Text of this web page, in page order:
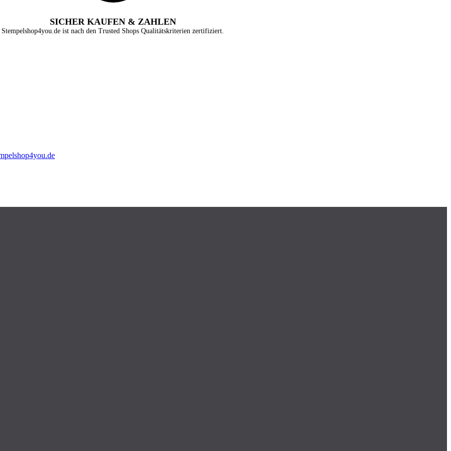
SICHER KAUFEN & ZAHLEN
Stempelshop4you.de ist nach den Trusted Shops Qualitätskriterien zertifiziert.